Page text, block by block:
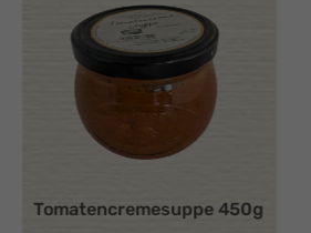
Tomatencremesuppe 450g